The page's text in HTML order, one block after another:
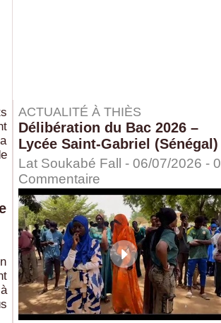
ACTUALITÉ À THIÈS
Délibération du Bac 2026 –
Lycée Saint-Gabriel (Sénégal)
Lat Soukabé Fall - 06/07/2026 - 0
Commentaire